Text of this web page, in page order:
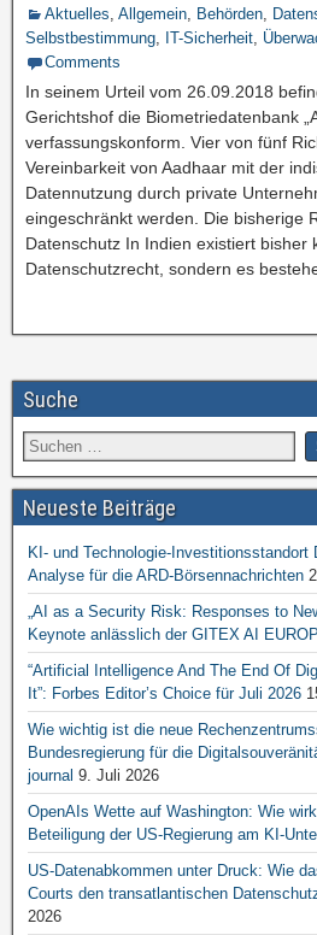
Aktuelles, Allgemein, Behörden,
Selbstbestimmung, IT-Sicherheit,
Comments
In seinem Urteil vom 26.09.2018
Gerichtshof die Biometriedatenbank
verfassungskonform. Vier von fünf
Vereinbarkeit von Aadhaar mit der
Datennutzung durch private
eingeschränkt werden. Die bisherige
Datenschutz In Indien existiert bisher
Datenschutzrecht, sondern es
Suche
Neueste Beiträge
KI- und Technologie-
Analyse für die ARD-Börsennachrichten
„AI as a Security Risk: Responses to
Keynote anlässlich der GITEX AI
“Artificial Intelligence And The End Of
It”: Forbes Editor’s Choice für Juli 2026
Wie wichtig ist die neue
Bundesregierung für die
journal 9. Juli 2026
OpenAIs Wette auf Washington: Wie
Beteiligung der US-Regierung am KI-
US-Datenabkommen unter Druck: Wie
Courts den transatlantischen
2026